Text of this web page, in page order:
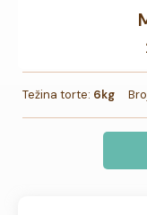
Težina torte: 6kg